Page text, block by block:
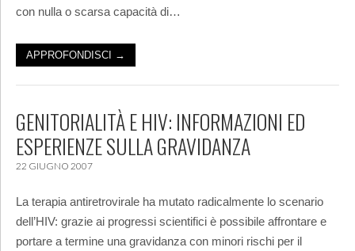
con nulla o scarsa capacità di…
APPROFONDISCI →
GENITORIALITÀ E HIV: INFORMAZIONI ED
ESPERIENZE SULLA GRAVIDANZA
22 GIUGNO 2007
La terapia antiretrovirale ha mutato radicalmente lo scenario
dell’HIV: grazie ai progressi scientifici è possibile affrontare e
portare a termine una gravidanza con minori rischi per il